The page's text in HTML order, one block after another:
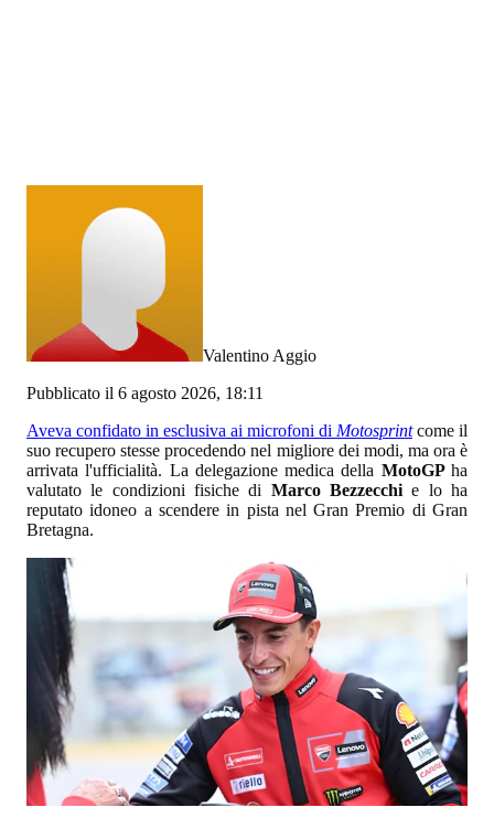
Valentino Aggio
Pubblicato il 6 agosto 2026, 18:11
Aveva confidato in esclusiva ai microfoni di Motosprintcome il
suo recupero stesse procedendo nel migliore dei modi, ma ora è
arrivata l'ufficialità. La delegazione medica della MotoGPha
valutato le condizioni fisiche di Marco Bezzecchi e lo ha
reputato idoneo a scendere in pista nel Gran Premio di Gran
Bretagna.